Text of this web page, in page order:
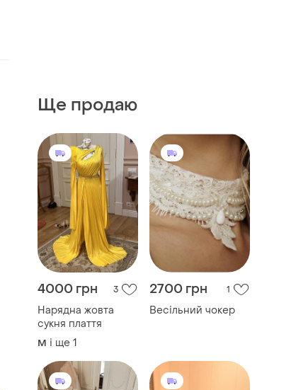
Ще продаю
4000 грн 3
Нарядна жовта
сукня плаття
M і ще 1
2700 грн 1
Весільний чокер